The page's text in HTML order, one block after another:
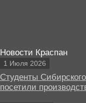
Новости Краспан
1 Июля 2026
Студенты
посетили